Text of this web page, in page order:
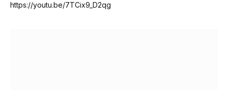
https://youtu.be/7TCix9_D2qg